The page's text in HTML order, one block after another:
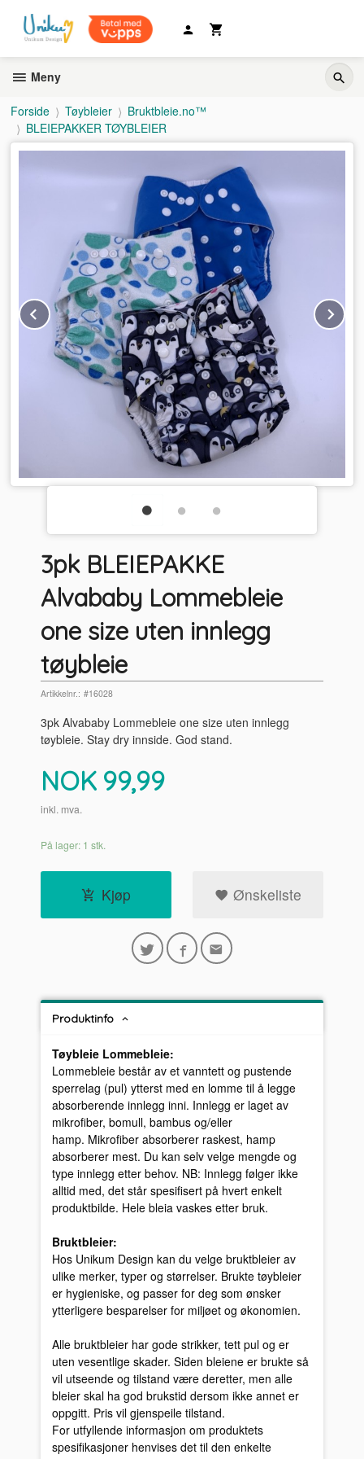
innholdet
Meny
Forside Tøybleier
Bruktbleie.no™
BLEIEPAKKER TØYBLEIER
Prev
3pk BLEIEPAKKE
Alvababy Lommebleie
one size uten innlegg
tøybleie
Artikkelnr.: #16028
3pk Alvababy Lommebleie one size uten innlegg
tøybleie. Stay dry innside. God stand.
Pris
NOK 99,99
inkl. mva.
På lager: 1 stk.
Kjøp Ønskeliste
Produktinfo
Tøybleie Lommebleie:
Lommebleie består av et vanntett og pustende
sperrelag (pul) ytterst med en lomme til å legge
absorberende innlegg inni. Innlegg er laget av
mikrofiber, bomull, bambus og/eller
hamp. Mikrofiber absorberer raskest, hamp
absorberer mest. Du kan selv velge mengde og
type innlegg etter behov. NB: Innlegg følger ikke
alltid med, det står spesifisert på hvert enkelt
produktbilde. Hele bleia vaskes etter bruk.
Bruktbleier:
Hos Unikum Design kan du velge bruktbleier av
ulike merker, typer og størrelser. Brukte tøybleier
er hygieniske, og passer for deg som ønsker
ytterligere besparelser for miljøet og økonomien.
Alle bruktbleier har gode strikker, tett pul og er
uten vesentlige skader. Siden bleiene er brukte så
vil utseende og tilstand være deretter, men alle
bleier skal ha god brukstid dersom ikke annet er
oppgitt. Pris vil gjenspeile tilstand.
For utfyllende informasjon om produktets
spesifikasjoner henvises det til den enkelte